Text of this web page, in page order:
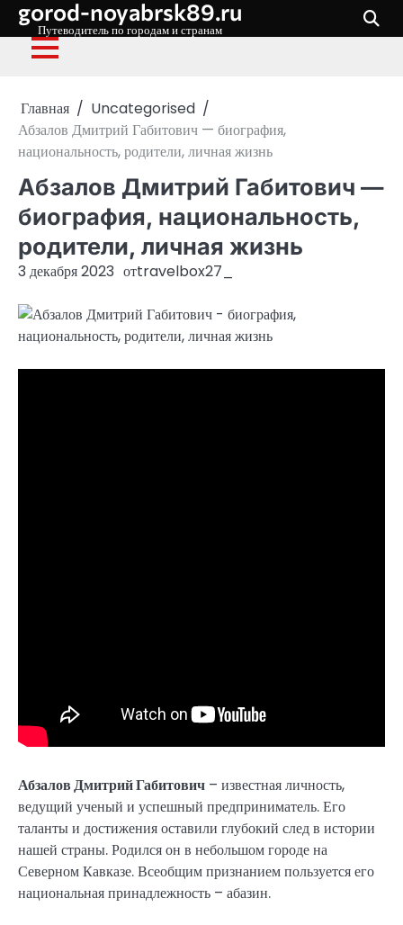
Перейти
содержимому
gorod-noyabrsk89.ru
Путеводитель по городам и странам
Главная
Uncategorised
Абзалов Дмитрий Габитович — биография,
национальность, родители, личная жизнь
Абзалов Дмитрий Габитович —
биография, национальность,
родители, личная жизнь
3 декабря 2023 отtravelbox27_
Абзалов Дмитрий Габитович – известная личность,
ведущий ученый и успешный предприниматель. Его
таланты и достижения оставили глубокий след в истории
нашей страны. Родился он в небольшом городе на
Северном Кавказе. Всеобщим признанием пользуется его
национальная принадлежность – абазин.